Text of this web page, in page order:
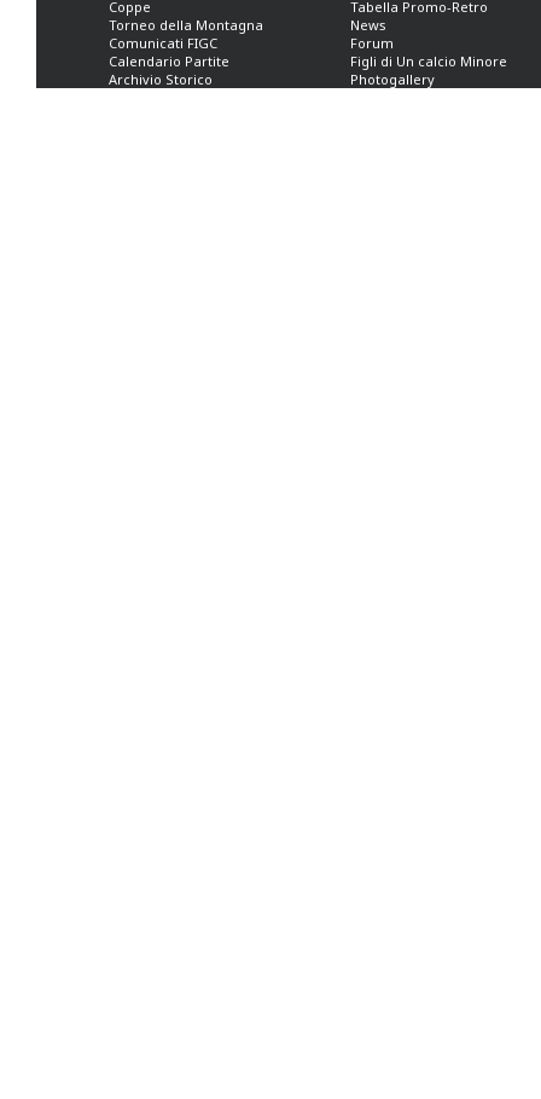
Coppe
Torneo della Montagna
Comunicati FIGC
Calendario Partite
Archivio Storico
Tabella Promo-Retro
News
Forum
Figli di Un calcio Minore
Photogallery